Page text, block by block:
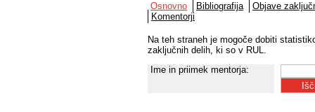
Osnovno
Bibliografija
Objave
Komentorji
Na teh straneh je mogoče dobiti
zaključnih delih, ki so v RUL.
Ime in priimek mentorja: